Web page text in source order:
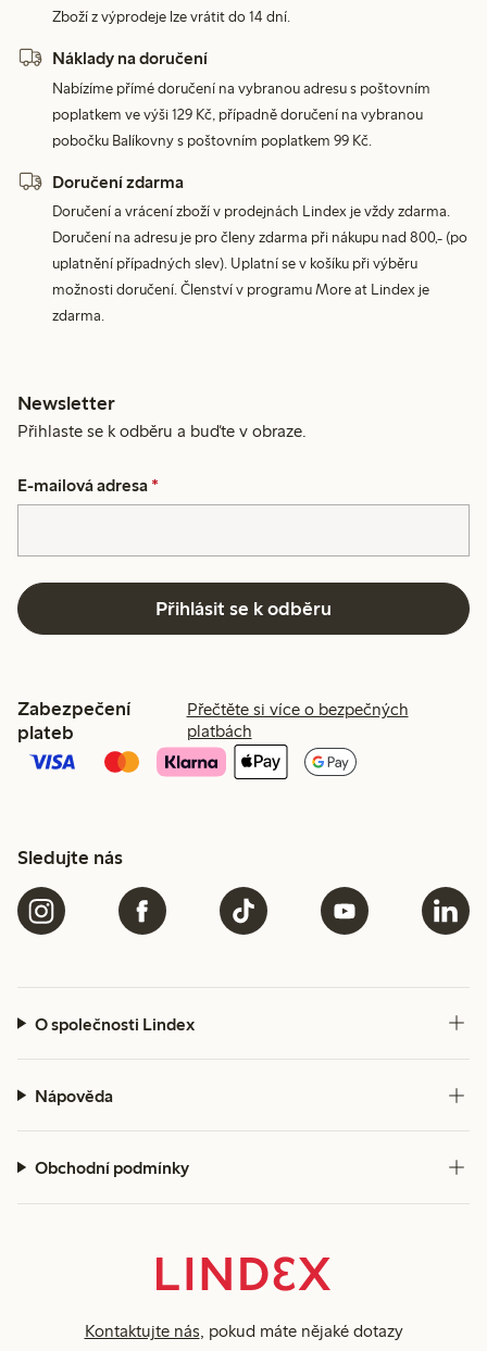
Zboží z výprodeje lze vrátit do 14 dní.
Náklady na doručení
Nabízíme přímé doručení na vybranou adresu s poštovním
poplatkem ve výši 129 Kč, případně doručení na vybranou
pobočku Balíkovny s poštovním poplatkem 99 Kč.
Doručení zdarma
Doručení a vrácení zboží v prodejnách Lindex je vždy zdarma.
Doručení na adresu je pro členy zdarma při nákupu nad 800,- (po
uplatnění případných slev). Uplatní se v košíku při výběru
možnosti doručení. Členství v programu More at Lindex je
zdarma.
Newsletter
Přihlaste se k odběru a buďte v obraze.
E-mailová adresa *
Přihlásit se k odběru
Zabezpečení
plateb
Přečtěte si více o bezpečných
platbách
Sledujte nás
O společnosti Lindex
Nápověda
Obchodní podmínky
Kontaktujte nás , pokud máte nějaké dotazy